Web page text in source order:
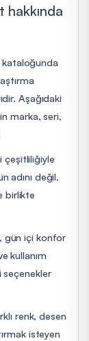
hakkında
kataloğunda
Aşağıdaki
marka, seri,
çeşitliliğiyle
adını değil,
birlikte
gün içi konfor
kullanım
seçenekler
renk, desen
isteyen